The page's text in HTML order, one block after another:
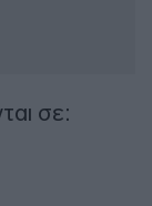
σε: